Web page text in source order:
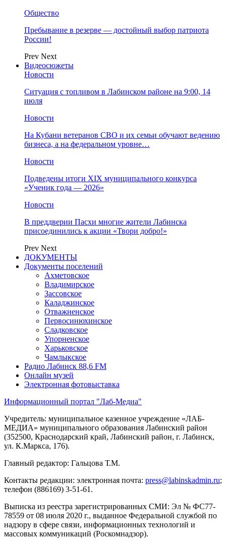
Общество
Пребывание в резерве — достойный выбор патриота
России!
Prev Next
Видеосюжеты
Новости
Ситуация с топливом в Лабинском районе на 9:00, 14
июля
Новости
На Кубани ветеранов СВО и их семьи обучают ведению
бизнеса, а на федеральном уровне…
Новости
Подведены итоги XIX муниципального конкурса
«Ученик года — 2026»
Новости
В преддверии Пасхи многие жители Лабинска
присоединились к акции «Твори добро!»
Prev Next
ДОКУМЕНТЫ
Документы поселений
Ахметовское
Владимирское
Зассовское
Каладжинское
Отважненское
Первосинюхинское
Сладковское
Упорненское
Харьковское
Чамлыкское
Радио Лабинск 88,6 FM
Онлайн музей
Электронная фотовыставка
Информационный портал "Лаб-Медиа"
Учредитель: муниципальное казенное учреждение «ЛАБ-
МЕДИА» муниципального образования Лабинский район
(352500, Краснодарский край, Лабинский район, г. Лабинск,
ул. К.Маркса, 176).
Главный редактор: Гальцова Т.М.
Контакты редакции: электронная почта: press@labinskadmin.ru;
телефон (886169) 3-51-61.
Выписка из реестра зарегистрированных СМИ: Эл № ФС77-
78559 от 08 июля 2020 г., выданное Федеральной службой по
надзору в сфере связи, информационных технологий и
массовых коммуникаций (Роскомнадзор).